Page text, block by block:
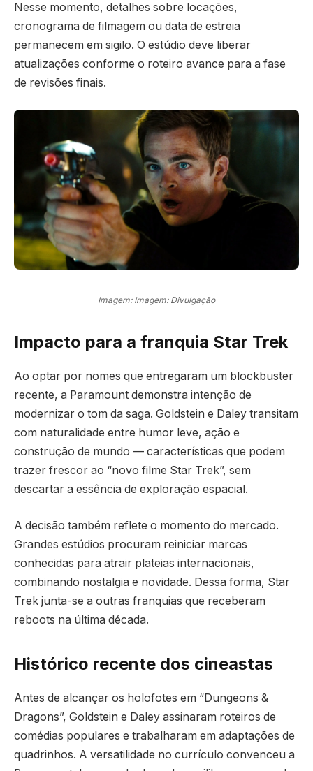
Nesse momento, detalhes sobre locações,
cronograma de filmagem ou data de estreia
permanecem em sigilo. O estúdio deve liberar
atualizações conforme o roteiro avance para a fase
de revisões finais.
Imagem: Imagem: Divulgação
Impacto para a franquia Star Trek
Ao optar por nomes que entregaram um blockbuster
recente, a Paramount demonstra intenção de
modernizar o tom da saga. Goldstein e Daley transitam
com naturalidade entre humor leve, ação e
construção de mundo — características que podem
trazer frescor ao “novo filme Star Trek”, sem
descartar a essência de exploração espacial.
A decisão também reflete o momento do mercado.
Grandes estúdios procuram reiniciar marcas
conhecidas para atrair plateias internacionais,
combinando nostalgia e novidade. Dessa forma, Star
Trek junta-se a outras franquias que receberam
reboots na última década.
Histórico recente dos cineastas
Antes de alcançar os holofotes em “Dungeons &
Dragons”, Goldstein e Daley assinaram roteiros de
comédias populares e trabalharam em adaptações de
quadrinhos. A versatilidade no currículo convenceu a